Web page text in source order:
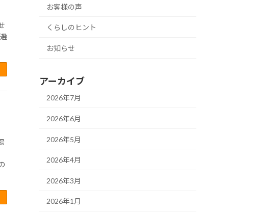
お客様の声
くらしのヒント
お知らせ
アーカイブ
2026年7月
2026年6月
2026年5月
2026年4月
2026年3月
2026年1月